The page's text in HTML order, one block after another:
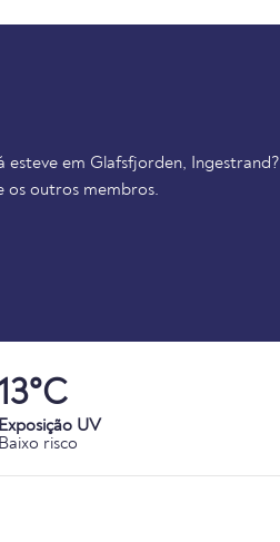
esteve em Glafsfjorden, Ingestrand?
os outros membros.
Exposição UV
Baixo risco